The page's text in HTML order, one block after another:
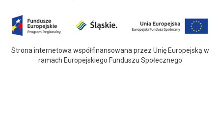
Strona internetowa współfinansowana przez Unię Europejską w
ramach Europejskiego Funduszu Społecznego